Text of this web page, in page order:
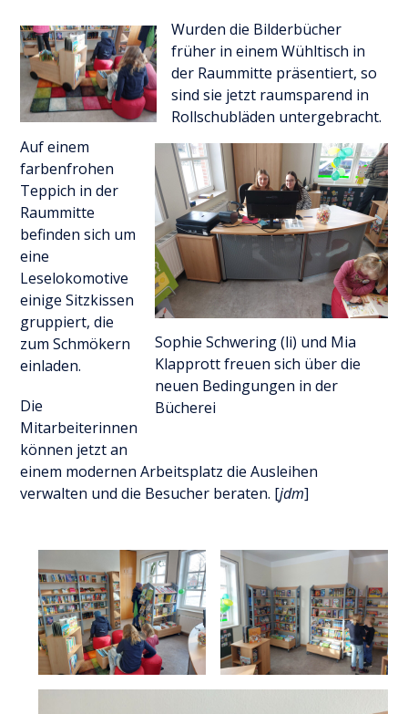
Sophie Schwering (li) und Mia
Klapprott freuen sich über die
neuen Bedingungen in der
Bücherei
Wurden die Bilderbücher
früher in einem Wühltisch in
der Raummitte präsentiert, so
sind sie jetzt raumsparend in
Rollschubläden untergebracht.
Auf einem
farbenfrohen
Teppich in der
Raummitte
befinden sich um
eine
Leselokomotive
einige Sitzkissen
gruppiert, die
zum Schmökern
einladen.
Die
Mitarbeiterinnen
können jetzt an
einem modernen Arbeitsplatz die Ausleihen
verwalten und die Besucher beraten. [jdm]